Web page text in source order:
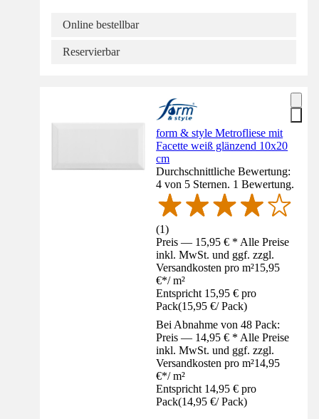
Online bestellbar
Reservierbar
form & style Metrofliese mit
Facette weiß glänzend 10x20
cm
Durchschnittliche Bewertung:
4 von 5 Sternen. 1 Bewertung.
(1)
Preis — 15,95 € * Alle Preise
inkl. MwSt. und ggf. zzgl.
Versandkosten pro m²15,95
€*/ m²
Entspricht 15,95 € pro
Pack(15,95 €/ Pack)
Bei Abnahme von 48 Pack:
Preis — 14,95 € * Alle Preise
inkl. MwSt. und ggf. zzgl.
Versandkosten pro m²14,95
€*/ m²
Entspricht 14,95 € pro
Pack(14,95 €/ Pack)